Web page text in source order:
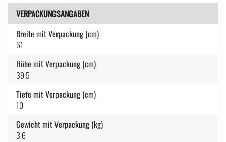
VERPACKUNGSANGABEN
Breite mit Verpackung (cm)
61
Höhe mit Verpackung (cm)
39.5
Tiefe mit Verpackung (cm)
10
Gewicht mit Verpackung (kg)
3.6